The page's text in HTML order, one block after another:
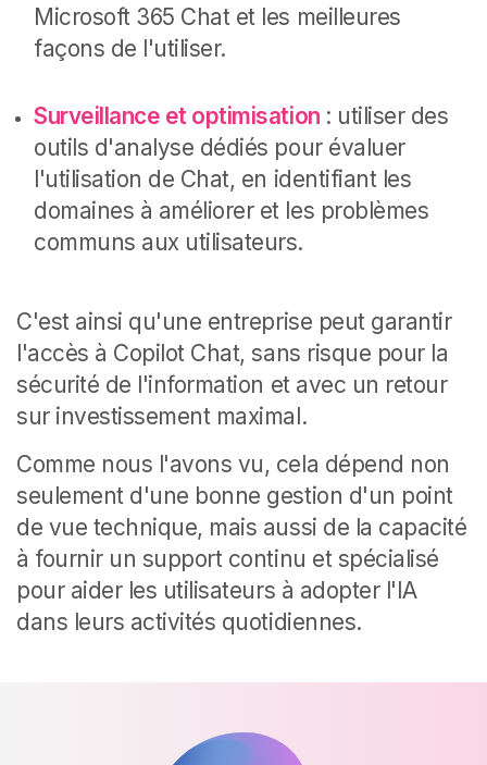
Microsoft 365 Chat et les meilleures
façons de l'utiliser.
Surveillance et optimisation : utiliser des
outils d'analyse dédiés pour évaluer
l'utilisation de Chat, en identifiant les
domaines à améliorer et les problèmes
communs aux utilisateurs.
C'est ainsi qu'une entreprise peut garantir
l'accès à Copilot Chat, sans risque pour la
sécurité de l'information et avec un retour
sur investissement maximal.
Comme nous l'avons vu, cela dépend non
seulement d'une bonne gestion d'un point
de vue technique, mais aussi de la capacité
à fournir un support continu et spécialisé
pour aider les utilisateurs à adopter l'IA
dans leurs activités quotidiennes.